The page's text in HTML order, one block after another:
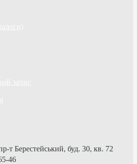
т Берестейський, буд. 30, кв. 72
46